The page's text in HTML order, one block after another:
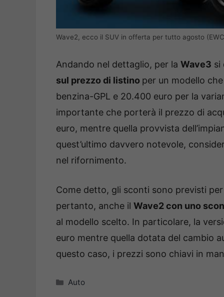
Wave2, ecco il SUV in offerta per tutto agosto
Andando nel dettaglio, per la Wave3 si
sul prezzo di listino per un modello
benzina-GPL e 20.400 euro per la
importante che porterà il prezzo di
euro, mentre quella provvista
quest’ultimo davvero notevole,
nel rifornimento.
Come detto, gli sconti sono previsti
pertanto, anche il Wave2 con uno
al modello scelto. In particolare, la
euro mentre quella dotata del cambio
questo caso, i prezzi sono chiavi in
Categorie
Auto